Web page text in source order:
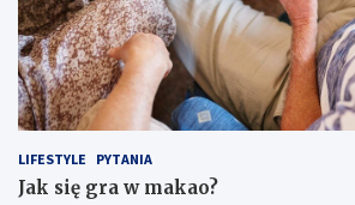
LIFESTYLE PYTANIA
Jak się gra w makao?